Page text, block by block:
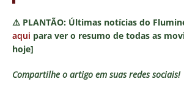
⚠️ PLANTÃO: Últimas notícias do
aqui para ver o resumo de todas as
hoje]
Compartilhe o artigo em suas redes sociais!